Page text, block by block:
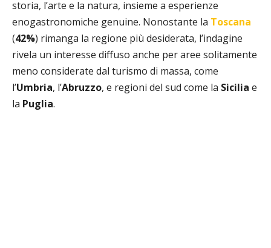
storia, l’arte e la natura, insieme a esperienze
enogastronomiche genuine. Nonostante la Toscana
(42%) rimanga la regione più desiderata, l’indagine
rivela un interesse diffuso anche per aree solitamente
meno considerate dal turismo di massa, come
l’Umbria, l’Abruzzo, e regioni del sud come la Sicilia e
la Puglia.